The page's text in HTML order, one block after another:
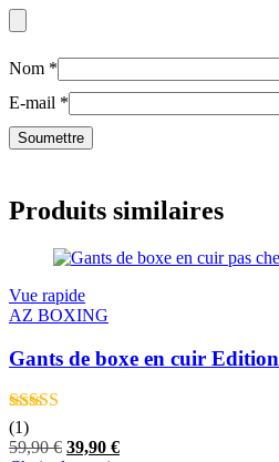
Nom *
E-mail *
Produits similaires
Vue rapide
AZ BOXING
Gants de boxe en cuir Edition
Note
sur 5
(1)
59,90€ Le
39,90 €Le